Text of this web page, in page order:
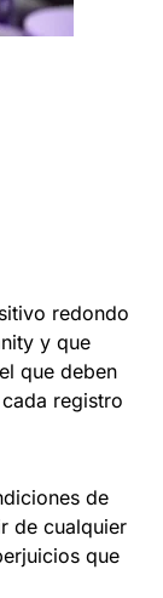
redondo
y que
que deben
registro
de
de cualquier
que